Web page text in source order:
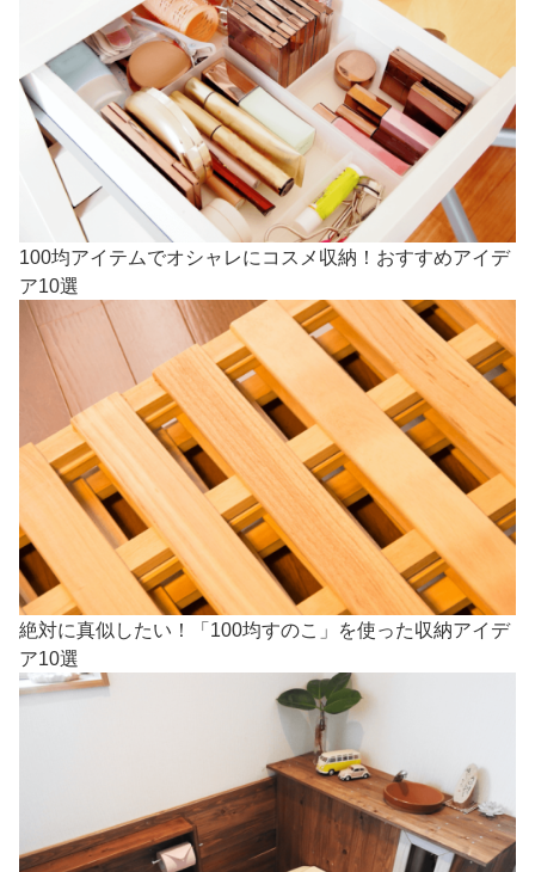
100均アイテムでオシャレにコスメ収納！おすすめアイデ
ア10選
絶対に真似したい！「100均すのこ」を使った収納アイデ
ア10選